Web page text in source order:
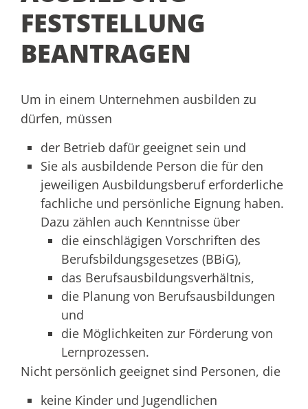
FESTSTELLUNG
BEANTRAGEN
Um in einem Unternehmen ausbilden zu
dürfen, müssen
der Betrieb dafür geeignet sein und
Sie als ausbildende Person die für den
jeweiligen Ausbildungsberuf erforderliche
fachliche und persönliche Eignung haben.
Dazu zählen auch Kenntnisse über
die einschlägigen Vorschriften des
Berufsbildungsgesetzes (BBiG),
das Berufsausbildungsverhältnis,
die Planung von Berufsausbildungen
und
die Möglichkeiten zur Förderung von
Lernprozessen.
Nicht persönlich geeignet sind Personen, die
keine Kinder und Jugendlichen